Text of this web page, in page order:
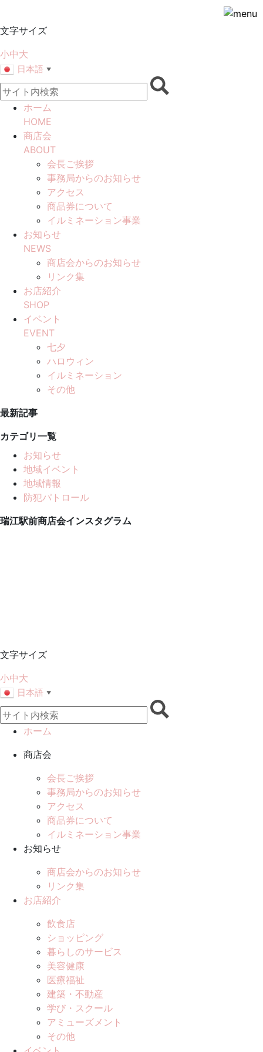
文字サイズ
小中大
日本語 ▼
ホーム
HOME
商店会
ABOUT
会長ご挨拶
事務局からのお知らせ
アクセス
商品券について
イルミネーション事業
お知らせ
NEWS
商店会からのお知らせ
リンク集
お店紹介
SHOP
イベント
EVENT
七夕
ハロウィン
イルミネーション
その他
最新記事
カテゴリ一覧
お知らせ
地域イベント
地域情報
防犯パトロール
瑞江駅前商店会インスタグラム
文字サイズ
小中大
日本語 ▼
ホーム
商店会
会長ご挨拶
事務局からのお知らせ
アクセス
商品券について
イルミネーション事業
お知らせ
商店会からのお知らせ
リンク集
お店紹介
飲食店
ショッピング
暮らしのサービス
美容健康
医療福祉
建築・不動産
学び・スクール
アミューズメント
その他